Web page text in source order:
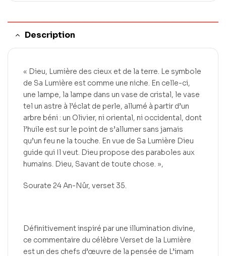
Description
« Dieu, Lumière des cieux et de la terre. Le symbole
de Sa Lumière est comme une niche. En celle-ci,
une lampe, la lampe dans un vase de cristal, le vase
tel un astre à l’éclat de perle, allumé à partir d’un
arbre béni : un Olivier, ni oriental, ni occidental, dont
l’huile est sur le point de s’allumer sans jamais
qu’un feu ne la touche. En vue de Sa Lumière Dieu
guide qui Il veut. Dieu propose des paraboles aux
humains. Dieu, Savant de toute chose. »,
Sourate 24 An-Nûr, verset 35.
Définitivement inspiré par une illumination divine,
ce commentaire du célèbre Verset de la Lumière
est un des chefs d’œuvre de la pensée de L’imam